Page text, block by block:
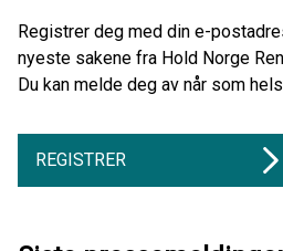
Registrer deg med din e-
nyeste sakene fra Hold Norge
Du kan melde deg av når som
REGISTRER